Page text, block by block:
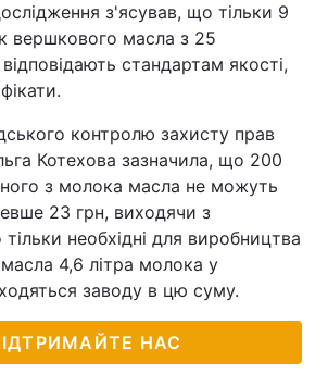
з'ясував, що тільки 9
вершкового масла з 25
стандартам якості,
контролю захисту прав
Котехова зазначила, що 200
з молока масла не можуть
23 грн, виходячи з
необхідні для виробництва
масла 4,6 літра молока у
заводу в цю суму.
НАС